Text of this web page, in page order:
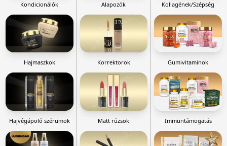
Kondicionálók
Hajmaszkok
Hajvégápoló szérumok
Alapozók
Korrektorok
Matt rúzsok
Kollagének/Szépség
Gumivitaminok
Immuntámogatás